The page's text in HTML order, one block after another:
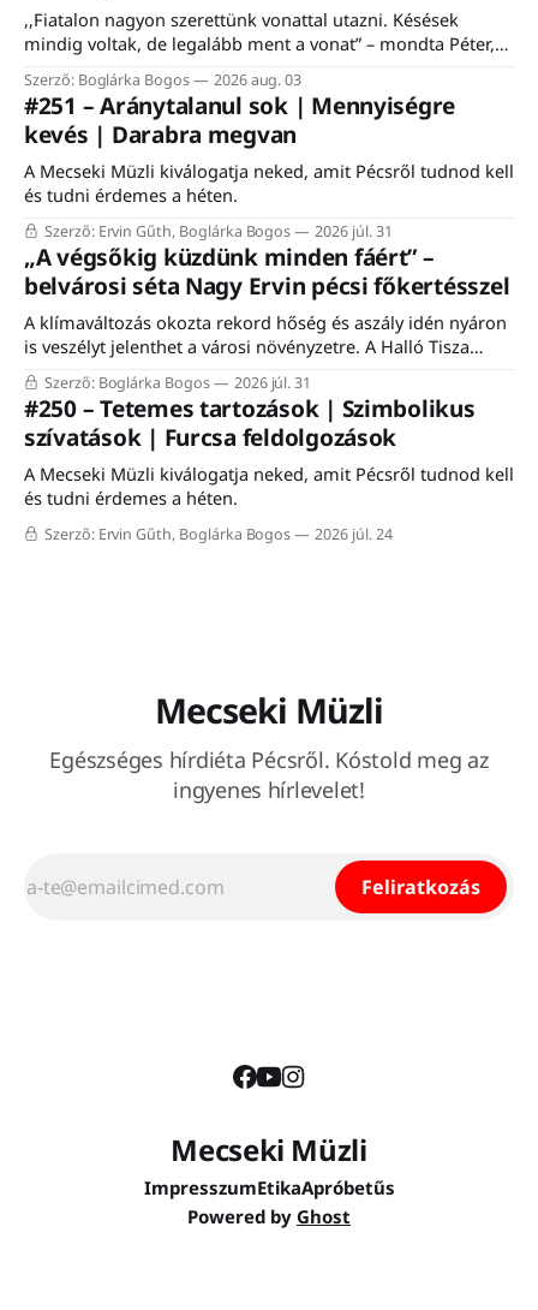
,,Fiatalon nagyon szerettünk vonattal utazni. Késések
mindig voltak, de legalább ment a vonat” – mondta Péter,
is fontos szerepe volt a város életében. Éppen ezért nem is
csoda, hogy a komlói vasútállomáson közel ezerfős tömeg
gyűlt össze szombaton a Komló–Dombóvár-vasútvonal
Szerző: Boglárka Bogos 2026 aug. 03
#251 – Aránytalanul sok | Mennyiségre
kevés | Darabra megvan
A Mecseki Müzli kiválogatja neked, amit Pécsről tudnod kell
és tudni érdemes a héten.
Szerző: Ervin Gűth, Boglárka Bogos 2026 júl. 31
„A végsőkig küzdünk minden fáért” –
belvárosi séta Nagy Ervin pécsi főkertésszel
A klímaváltozás okozta rekord hőség és aszály idén nyáron
is veszélyt jelenthet a városi növényzetre. A Halló Tisza
Sziget séta-fórumán Nagy Ervin, Pécs főkertésze mesélt a
városon belüli növénytelepítés kihívásairól, a meglévő
faállomány megóvásáról, valamint a mediterrán fajokkal
történő kísérletezésről. A programon résztvevő közel húsz
érdeklődő a meleg ellenére
Szerző: Boglárka Bogos 2026 júl. 31
#250 – Tetemes tartozások | Szimbolikus
szívatások | Furcsa feldolgozások
A Mecseki Müzli kiválogatja neked, amit Pécsről tudnod kell
és tudni érdemes a héten.
Szerző: Ervin Gűth, Boglárka Bogos 2026 júl. 24
Mecseki Müzli
Egészséges hírdiéta Pécsről. Kóstold meg az
ingyenes hírlevelet!
Feliratkozás
Mecseki Müzli
ImpresszumEtikaApróbetűs
Powered by Ghost